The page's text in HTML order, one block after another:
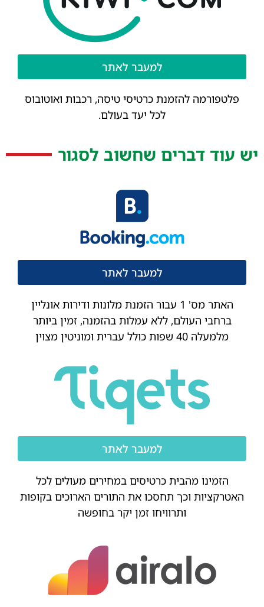
למעבר לאתר
פלטפורמה להזמנת כרטיסי טיסה, רכבות ואוטובוס
לכל יעד בעולם.
יש עוד דברים שחשוב לסגור
למעבר לאתר
האתר מס' 1 עבור הזמנת מלונות ודירות אונליין
ברחבי העולם, ללא עמלות בהזמנה, זמין ביותר
מלמעלה 40 שפות כולל עברית ומוניטין מצוין
למעבר לאתר
הזמינו מהבית כרטיסים במחירים מעולים לכל
האטרקציות וכך תחסכו את התורים הארוכים בקופות
ותרוויחו זמן יקר בחופשה